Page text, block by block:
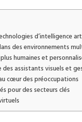
d’intelligence
des environnements
humaines et
des assistants visuels et
cœur des préoccupations
pour des secteurs clés